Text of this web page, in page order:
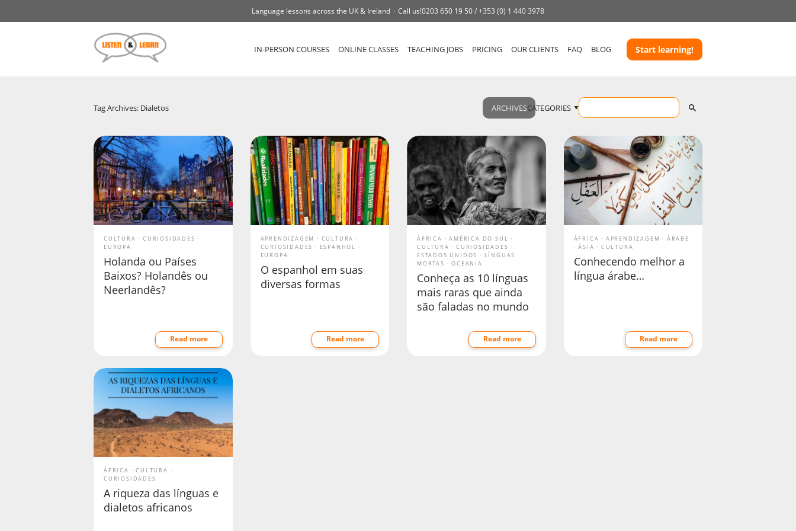
Language lessons across the UK & Ireland Call us!0203 650 19 50 /+353 (0) 1 440 3978
IN-PERSON COURSES ONLINE CLASSES TEACHING JOBS PRICING OUR CLIENTS FAQ BLOG Start learning!
Tag Archives: Dialetos ARCHIVESCATEGORIES
CULTURA
CURIOSIDADES
EUROPA
Holanda ou Países
Baixos? Holandês ou
Neerlandês?
Read more
APRENDIZAGEM
CULTURA
CURIOSIDADES
ESPANHOL
EUROPA
O espanhol em suas
diversas formas
Read more
ÁFRICA
AMÉRICA DO SUL
CULTURA
CURIOSIDADES
ESTADOS UNIDOS
LÍNGUAS
MORTAS
OCEANIA
Conheça as 10 línguas
mais raras que ainda
são faladas no mundo
Read more
ÁFRICA APRENDIZAGEM
ÁRABE
ÁSIA
CULTURA
Conhecendo melhor a
língua árabe…
Read more
ÁFRICA
CULTURA
CURIOSIDADES
A riqueza das línguas e
dialetos africanos